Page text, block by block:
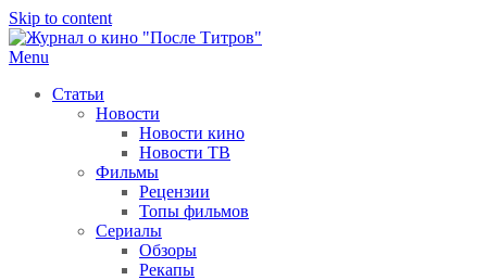
Skip to content
Menu
Статьи
Новости
Новости кино
Новости ТВ
Фильмы
Рецензии
Топы фильмов
Сериалы
Обзоры
Рекапы